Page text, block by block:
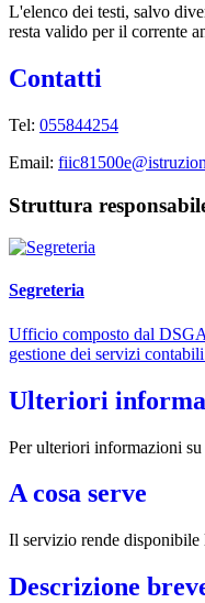
L'elenco dei testi, salvo
resta valido per il corrente
Contatti
Tel: 055844254
Email:
Struttura
Segreteria
Ufficio composto dal
gestione dei servizi
Ulteriori
Per ulteriori informazioni su
A cosa serve
Il servizio rende
Descrizione